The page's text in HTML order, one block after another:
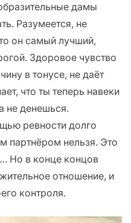
дамы
Разумеется, не
он самый лучший,
Здоровое чувство
в тонусе, не даёт
что ты теперь навеки
не денешься.
ревности долго
партнёром нельзя. Это
Но в конце концов
отношение, и
контроля.